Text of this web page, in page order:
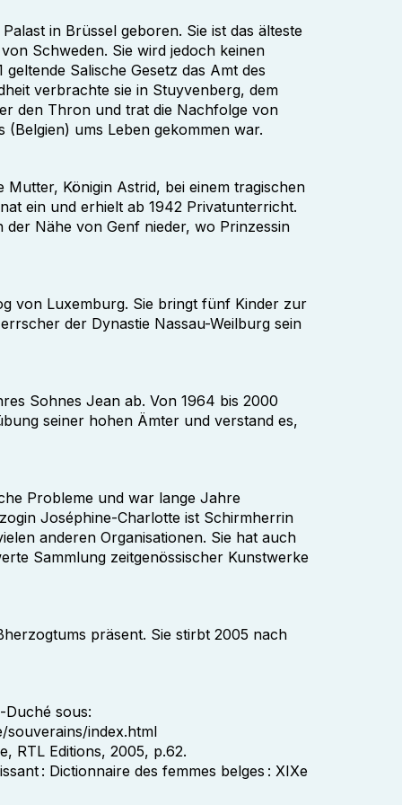
in Brüssel geboren. Sie ist das älteste
Schweden. Sie wird jedoch keinen
Salische Gesetz das Amt des
verbrachte sie in Stuyvenberg, dem
den Thron und trat die Nachfolge von
ums Leben gekommen war.
Königin Astrid, bei einem tragischen
ein und erhielt ab 1942 Privatunterricht.
der Nähe von Genf nieder, wo Prinzessin
von Luxemburg. Sie bringt fünf Kinder zur
der Dynastie Nassau-Weilburg sein
Sohnes Jean ab. Von 1964 bis 2000
seiner hohen Ämter und verstand es,
Probleme und war lange Jahre
Joséphine-Charlotte ist Schirmherrin
anderen Organisationen. Sie hat auch
Sammlung zeitgenössischer Kunstwerke
präsent. Sie stirbt 2005 nach
Duché sous:
souverains/index.html
RTL Editions, 2005, p.62.
: Dictionnaire des femmes belges : XIXe